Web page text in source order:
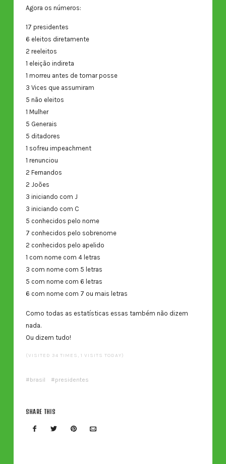
Agora os números:
17 presidentes
6 eleitos diretamente
2 reeleitos
1 eleição indireta
1 morreu antes de tomar posse
3 Vices que assumiram
5 não eleitos
1 Mulher
5 Generais
5 ditadores
1 sofreu impeachment
1 renunciou
2 Fernandos
2 Joões
3 iniciando com J
3 iniciando com C
5 conhecidos pelo nome
7 conhecidos pelo sobrenome
2 conhecidos pelo apelido
1 com nome com 4 letras
3 com nome com 5 letras
5 com nome com 6 letras
6 com nome com 7 ou mais letras
Como todas as estatísticas essas também não dizem
nada.
Ou dizem tudo!
(VISITED 34 TIMES, 1 VISITS TODAY)
brasil presidentes
SHARE THIS